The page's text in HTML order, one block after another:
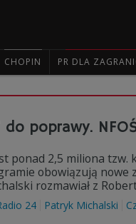
CHOPIN PR DLA
poprawy.
ponad 2,5 miliona
obowiązują nowe
rozmawiał z
24 Patryk Michalski